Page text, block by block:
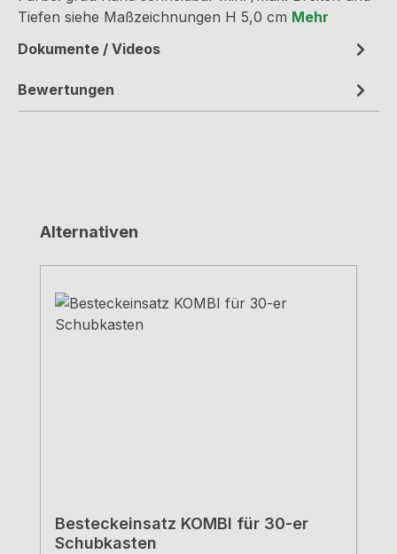
Tiefen siehe Maßzeichnungen H 5,0 cm Mehr
Dokumente / Videos
Bewertungen
Produktgalerie überspringen
Alternativen
Besteckeinsatz KOMBI für 30-er
Schubkasten